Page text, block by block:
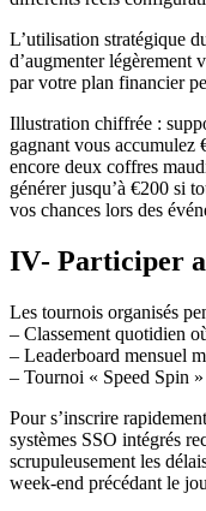
L’utilisation stratégique
d’augmenter légèrement
par votre plan financier
Illustration chiffrée :
gagnant vous accumulez
encore deux coffres
générer jusqu’à €200 si
vos chances lors des
IV‑ Participer
Les tournois organisés
– Classement quotidien
– Leaderboard mensuel
– Tournoi « Speed Spin
Pour s’inscrire
systèmes SSO intégrés
scrupuleusement les
week‑end précédant le